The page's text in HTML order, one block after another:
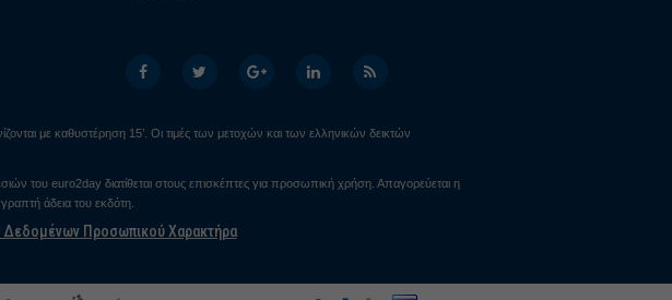
με καθυστέρηση 15’. Οι τιμές των μετοχών και των ελληνικών δεικτών
του euro2day διατίθεται στους επισκέπτες για προσωπική χρήση. Απαγορεύεται η
άδεια του εκδότη.
Προσωπικού Χαρακτήρα